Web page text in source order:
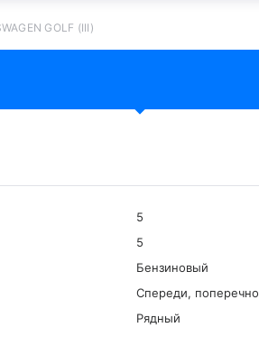
GOLF (III)
5
5
Бензиновый
Спереди, поперечно
Рядный